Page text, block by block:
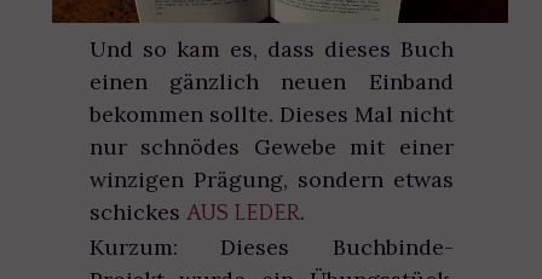
Und so kam es, dass dieses Buch
einen gänzlich neuen Einband
bekommen sollte. Dieses Mal nicht
nur schnödes Gewebe mit einer
winzigen Prägung, sondern etwas
schickes AUS LEDER.
Kurzum: Dieses Buchbinde-